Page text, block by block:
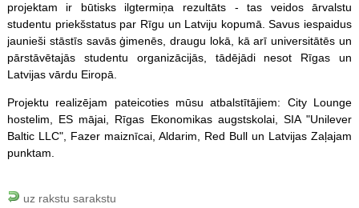
projektam ir būtisks ilgtermiņa rezultāts - tas veidos ārvalstu
studentu priekšstatus par Rīgu un Latviju kopumā. Savus iespaidus
jaunieši stāstīs savās ģimenēs, draugu lokā, kā arī universitātēs un
pārstāvētajās studentu organizācijās, tādējādi nesot Rīgas un
Latvijas vārdu Eiropā.
Projektu realizējam pateicoties mūsu atbalstītājiem: City Lounge
hostelim, ES mājai, Rīgas Ekonomikas augstskolai, SIA "Unilever
Baltic LLC", Fazer maiznīcai, Aldarim, Red Bull un Latvijas Zaļajam
punktam.
uz rakstu sarakstu